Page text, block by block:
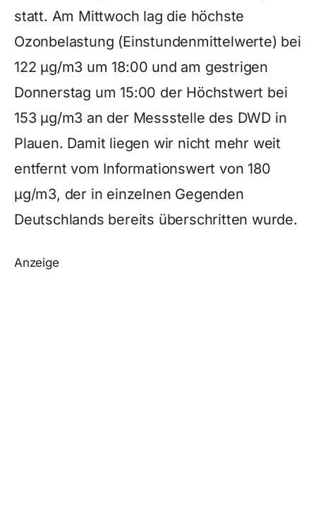
statt. Am Mittwoch lag die höchste
Ozonbelastung (Einstundenmittelwerte) bei
122 µg/m3 um 18:00 und am gestrigen
Donnerstag um 15:00 der Höchstwert bei
153 µg/m3 an der Messstelle des DWD in
Plauen. Damit liegen wir nicht mehr weit
entfernt vom Informationswert von 180
µg/m3, der in einzelnen Gegenden
Deutschlands bereits überschritten wurde.
Anzeige